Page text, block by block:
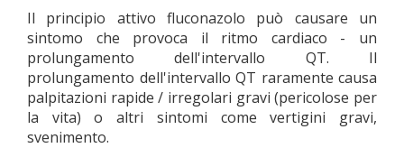
Il principio attivo fluconazolo può causare un
sintomo che provoca il ritmo cardiaco - un
prolungamento dell'intervallo QT. Il
prolungamento dell'intervallo QT raramente causa
palpitazioni rapide / irregolari gravi (pericolose per
la vita) o altri sintomi come vertigini gravi,
svenimento.